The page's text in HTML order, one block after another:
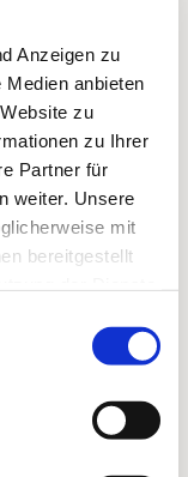
Anzeigen zu
anbieten
zu
zu Ihrer
Partner für
weiter. Unsere
mit
bereitgestellt
zu kommen,
auch
ohne den
in der
König),